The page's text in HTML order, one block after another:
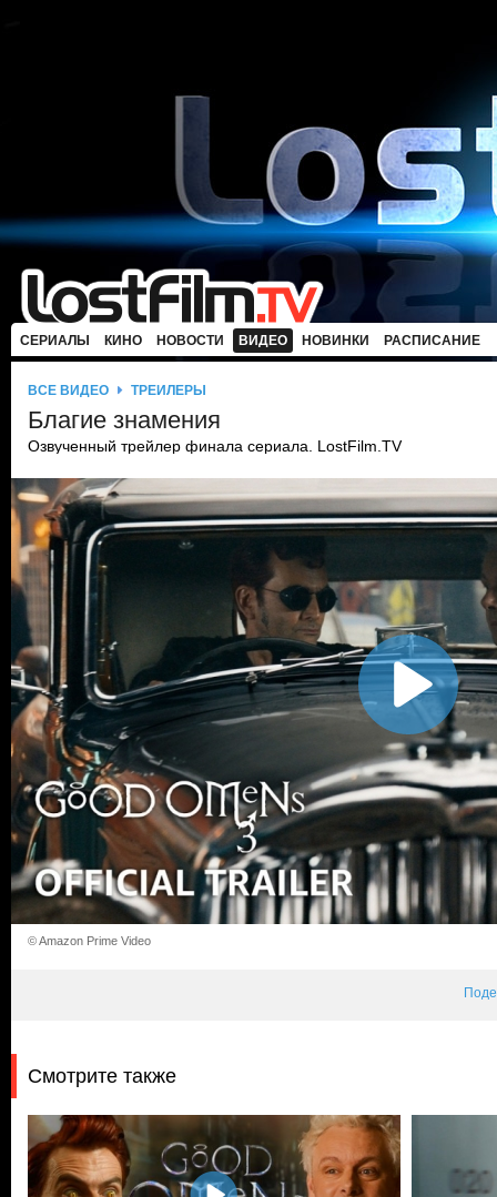
СЕРИАЛЫ КИНО НОВОСТИ ВИДЕО НОВИНКИ РАСПИСАНИЕ
ВСЕ ВИДЕО ТРЕЙЛЕРЫ
Благие знамения
Озвученный трейлер финала сериала. LostFilm.TV
© Amazon Prime Video
Смотрите также